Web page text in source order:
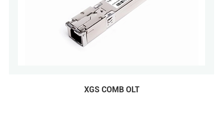
XGS COMB OLT